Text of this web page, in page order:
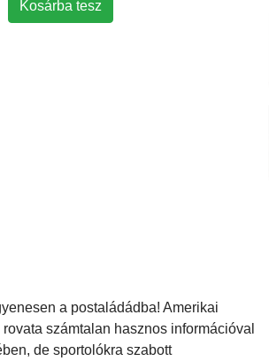
a postaládádba! Amerikai
számtalan hasznos információval
de sportolókra szabott